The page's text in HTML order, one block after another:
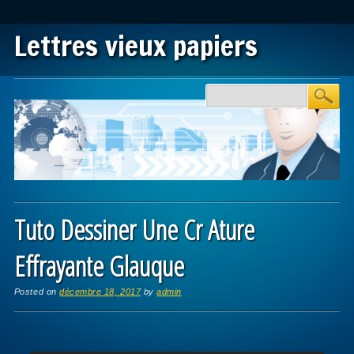
Lettres vieux papiers
Main menu
Tuto Dessiner Une Cr Ature
Effrayante Glauque
Posted ondécembre 18, 2017 byadmin